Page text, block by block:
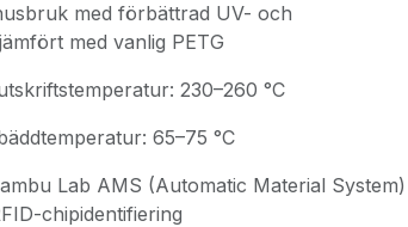
med förbättrad UV- och
med vanlig PETG
230–260 °C
65–75 °C
Lab AMS (Automatic Material System)
chipidentifiering